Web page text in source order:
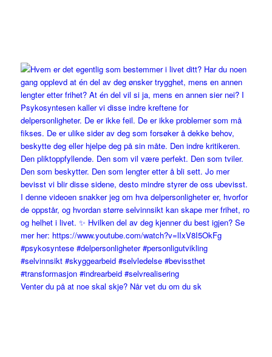
Venter du på at noe skal skje? Når vet du om du sk